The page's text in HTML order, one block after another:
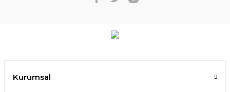
Kurumsal